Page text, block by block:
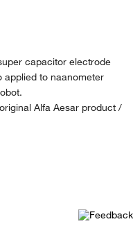
capacitor electrode
applied to naanometer
Alfa Aesar product /